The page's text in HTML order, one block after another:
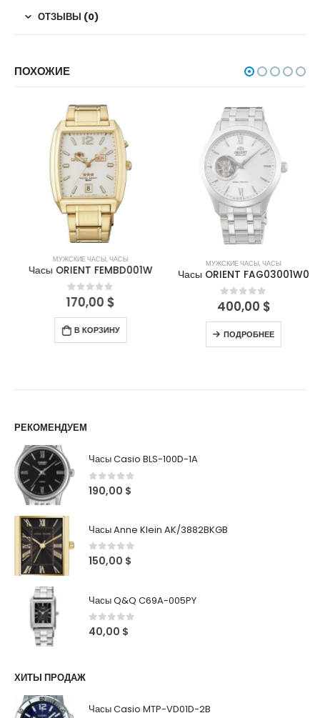
ОТЗЫВЫ (0)
ПОХОЖИЕ
МУЖСКИЕ ЧАСЫ,ЧАСЫ
Часы ORIENT FEMBD001W
0out of 5
170,00$
В КОРЗИНУ
НЕТ В НАЛИЧИИ
МУЖСКИЕ ЧАСЫ,ЧАСЫ
Часы ORIENT FAG03001W0
out of 5
400,00$
ПОДРОБНЕЕ
РЕКОМЕНДУЕМ
Часы Casio BLS-100D-1A
0out of 5
190,00 $
Часы Anne Klein AK/3882BKGB
0out of 5
150,00 $
Часы Q&Q C69A-005PY
0 out of 5
40,00 $
ХИТЫ ПРОДАЖ
Часы Casio MTP-VD01D-2B